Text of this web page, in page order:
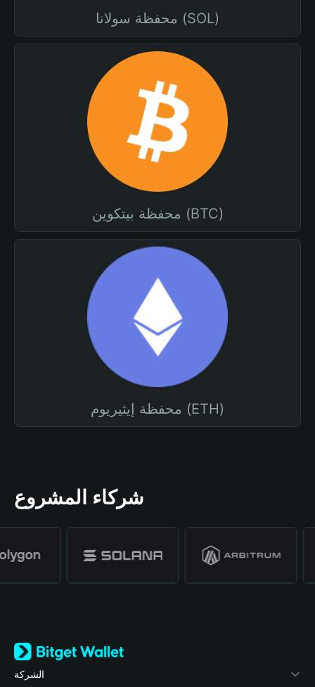
محفظة سولانا (SOL)
محفظة بيتكوين (BTC)
محفظة إيثيريوم (ETH)
شركاء المشروع
الشركة